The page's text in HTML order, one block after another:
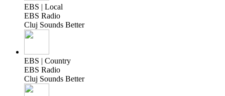
EBS | Local
EBS Radio
Cluj Sounds Better
EBS | Country
EBS Radio
Cluj Sounds Better